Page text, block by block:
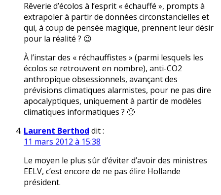
Rêverie d’écolos à l’esprit « échauffé », prompts à
extrapoler à partir de données circonstancielles et
qui, à coup de pensée magique, prennent leur désir
pour la réalité ? 😉
À l’instar des « réchauffistes » (parmi lesquels les
écolos se retrouvent en nombre), anti-CO2
anthropique obsessionnels, avançant des
prévisions climatiques alarmistes, pour ne pas dire
apocalyptiques, uniquement à partir de modèles
climatiques informatiques ? 🙁
Laurent Berthod dit :
11 mars 2012 à 15:38
Le moyen le plus sûr d’éviter d’avoir des ministres
EELV, c’est encore de ne pas élire Hollande
président.